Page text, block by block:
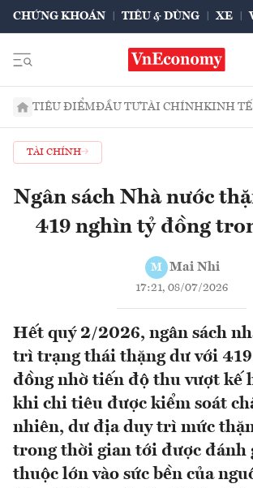
CHỨNG KHOÁN TIÊU & DÙNG XE
TIÊU ĐIỂMĐẦU TƯTÀI CHÍNHKINH TẾ
TÀI CHÍNH
Ngân sách Nhà nước
419 nghìn tỷ đồng
M Mai Nhi
17:21, 08/07/2026
Hết quý 2/2026, ngân sách
trì trạng thái thặng dư với
đồng nhờ tiến độ thu vượt kế
khi chi tiêu được kiểm soát
nhiên, dư địa duy trì mức
trong thời gian tới được đánh
thuộc lớn vào sức bền của